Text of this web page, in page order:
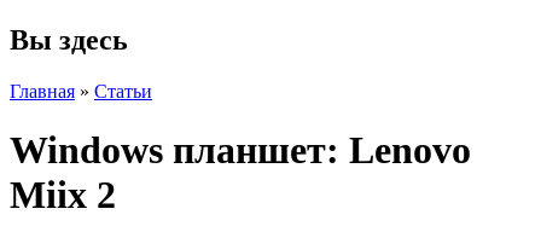
Вы здесь
Главная » Статьи
Windows планшет: Lenovo
Miix 2